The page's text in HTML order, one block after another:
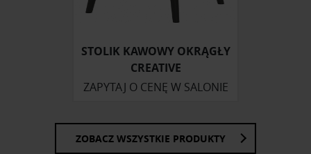
otrzymanymi od Ciebie lub uzyskanymi podczas
STOLIK KAWOWY OKRĄGŁY
CREATIVE
ZAPYTAJ O CENĘ W SALONIE
ZOBACZ WSZYSTKIE PRODUKTY